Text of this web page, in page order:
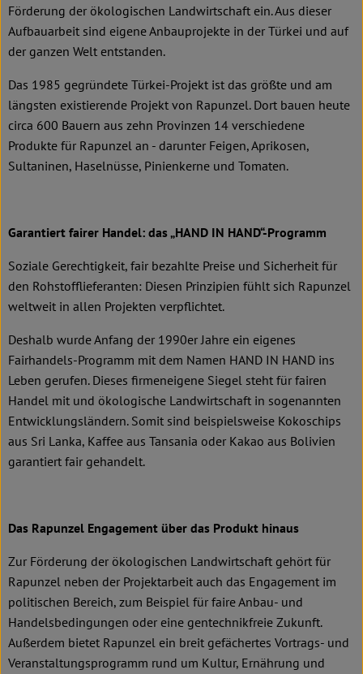
Förderung der ökologischen Landwirtschaft ein. Aus dieser
Aufbauarbeit sind eigene Anbauprojekte in der Türkei und auf
der ganzen Welt entstanden.
Das 1985 gegründete Türkei-Projekt ist das größte und am
längsten existierende Projekt von Rapunzel. Dort bauen heute
circa 600 Bauern aus zehn Provinzen 14 verschiedene
Produkte für Rapunzel an - darunter Feigen, Aprikosen,
Sultaninen, Haselnüsse, Pinienkerne und Tomaten.
Garantiert fairer Handel: das „HAND IN HAND“-Programm
Soziale Gerechtigkeit, fair bezahlte Preise und Sicherheit für
den Rohstofflieferanten: Diesen Prinzipien fühlt sich Rapunzel
weltweit in allen Projekten verpflichtet.
Deshalb wurde Anfang der 1990er Jahre ein eigenes
Fairhandels-Programm mit dem Namen HAND IN HAND ins
Leben gerufen. Dieses firmeneigene Siegel steht für fairen
Handel mit und ökologische Landwirtschaft in sogenannten
Entwicklungsländern. Somit sind beispielsweise Kokoschips
aus Sri Lanka, Kaffee aus Tansania oder Kakao aus Bolivien
garantiert fair gehandelt.
Das Rapunzel Engagement über das Produkt hinaus
Zur Förderung der ökologischen Landwirtschaft gehört für
Rapunzel neben der Projektarbeit auch das Engagement im
politischen Bereich, zum Beispiel für faire Anbau- und
Handelsbedingungen oder eine gentechnikfreie Zukunft.
Außerdem bietet Rapunzel ein breit gefächertes Vortrags- und
Veranstaltungsprogramm rund um Kultur, Ernährung und